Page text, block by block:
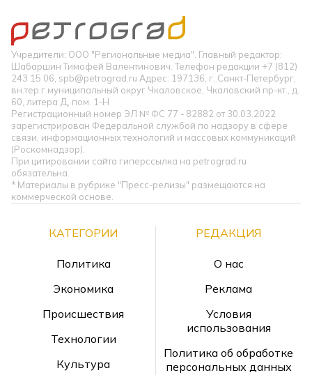
Учредители: ООО "Региональные медиа". Главный редактор:
Шабаршин Тимофей Валентинович. Телефон редакции +7 (812)
243 15 06, spb@petrograd.ru Адрес: 197136, г. Санкт-Петербург,
вн.тер.г.муниципальный округ Чкаловское, Чкаловский пр-кт., д.
60, литера Д, пом. 1-Н
Регистрационный номер ЭЛ № ФС 77 - 82882 от 30.03.2022
зарегистрирован Федеральной службой по надзору в сфере
связи, информационных технологий и массовых коммуникаций
(Роскомнадзор).
При цитировании сайта гиперссылка на petrograd.ru
обязательна.
* Материалы в рубрике "Пресс-релизы" размещаются на
коммерческой основе.
КАТЕГОРИИ
Политика
Экономика
Происшествия
Технологии
Культура
РЕДАКЦИЯ
О нас
Реклама
Условия
использования
Политика об обработке
персональных данных